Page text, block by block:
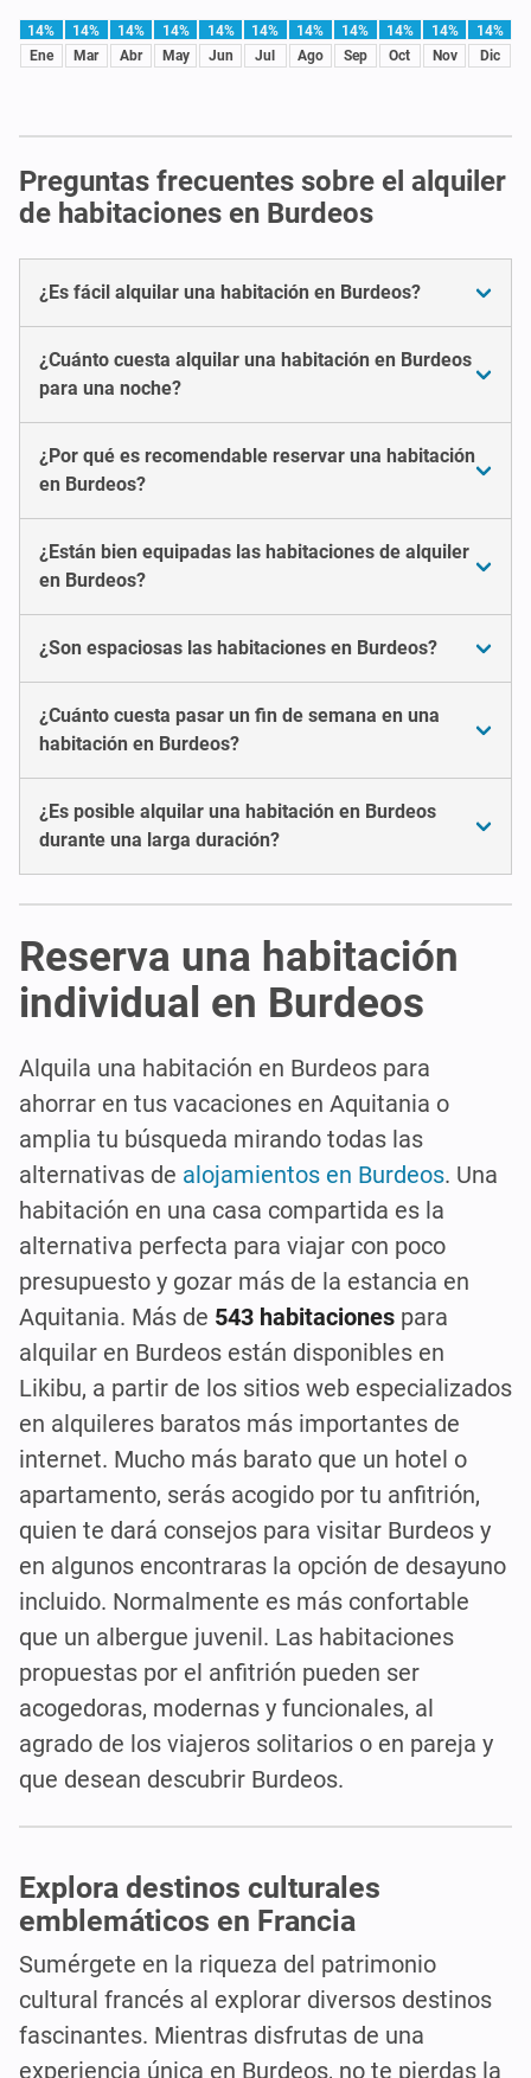
14%
Ene
14%
Mar
14%
Abr
14%
May
14%
Jun
14%
Jul
14%
Ago
14%
Sep
14%
Oct
14%
Nov
14%
Dic
Preguntas frecuentes sobre el alquiler
de habitaciones en Burdeos
¿Es fácil alquilar una habitación en Burdeos?
¿Cuánto cuesta alquilar una habitación en Burdeos
para una noche?
¿Por qué es recomendable reservar una habitación
en Burdeos?
¿Están bien equipadas las habitaciones de alquiler
en Burdeos?
¿Son espaciosas las habitaciones en Burdeos?
¿Cuánto cuesta pasar un fin de semana en una
habitación en Burdeos?
¿Es posible alquilar una habitación en Burdeos
durante una larga duración?
Reserva una habitación
individual en Burdeos
Alquila una habitación en Burdeos para
ahorrar en tus vacaciones en Aquitania o
amplia tu búsqueda mirando todas las
alternativas de alojamientos en Burdeos. Una
habitación en una casa compartida es la
alternativa perfecta para viajar con poco
presupuesto y gozar más de la estancia en
Aquitania. Más de 543 habitaciones para
alquilar en Burdeos están disponibles en
Likibu, a partir de los sitios web especializados
en alquileres baratos más importantes de
internet. Mucho más barato que un hotel o
apartamento, serás acogido por tu anfitrión,
quien te dará consejos para visitar Burdeos y
en algunos encontraras la opción de desayuno
incluido. Normalmente es más confortable
que un albergue juvenil. Las habitaciones
propuestas por el anfitrión pueden ser
acogedoras, modernas y funcionales, al
agrado de los viajeros solitarios o en pareja y
que desean descubrir Burdeos.
Explora destinos culturales
emblemáticos en Francia
Sumérgete en la riqueza del patrimonio
cultural francés al explorar diversos destinos
fascinantes. Mientras disfrutas de una
experiencia única en Burdeos, no te pierdas la